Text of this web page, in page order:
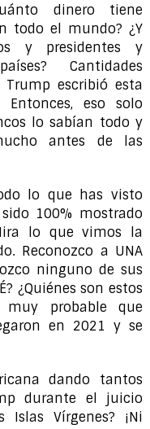
dinero tiene
todo el mundo? ¿Y
y presidentes y
Cantidades
Trump escribió esta
eso solo
lo sabían todo y
antes de las
lo que has visto
100% mostrado
lo que vimos la
Reconozco a UNA
ninguno de sus
¿Quiénes son estos
muy probable que
en 2021 y se
dando tantos
durante el juicio
Vírgenes? ¡Ni